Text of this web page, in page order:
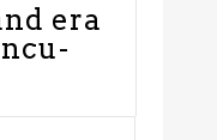
era